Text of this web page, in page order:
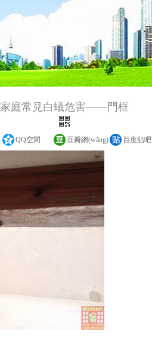
家庭常見白蟻危害——門框
QQ空間 豆瓣網(wǎng) 百度貼吧